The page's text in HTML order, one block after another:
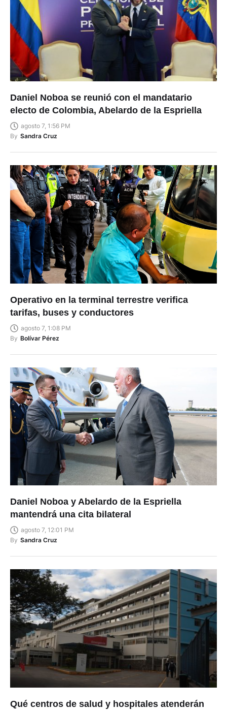
Daniel Noboa se reunió con el mandatario
electo de Colombia, Abelardo de la Espriella
agosto 7, 1:56 PM
By Sandra Cruz
Operativo en la terminal terrestre verifica
tarifas, buses y conductores
agosto 7, 1:08 PM
By Bolívar Pérez
Daniel Noboa y Abelardo de la Espriella
mantendrá una cita bilateral
agosto 7, 12:01 PM
By Sandra Cruz
Qué centros de salud y hospitales atenderán